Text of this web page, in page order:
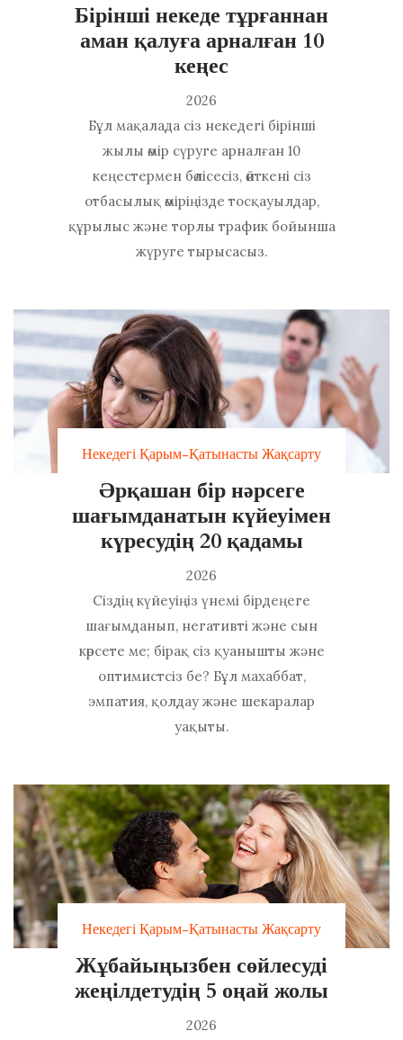
Бірінші некеде тұрғаннан
аман қалуға арналған 10
кеңес
2026
Бұл мақалада сіз некедегі бірінші
жылы өмір сүруге арналған 10
кеңестермен бөлісесіз, өйткені сіз
отбасылық өміріңізде тосқауылдар,
құрылыс және торлы трафик бойынша
жүруге тырысасыз.
Некедегі Қарым-Қатынасты Жақсарту
Әрқашан бір нәрсеге
шағымданатын күйеуімен
күресудің 20 қадамы
2026
Сіздің күйеуіңіз үнемі бірдеңеге
шағымданып, негативті және сын
көрсете ме; бірақ сіз қуанышты және
оптимистсіз бе? Бұл махаббат,
эмпатия, қолдау және шекаралар
уақыты.
Некедегі Қарым-Қатынасты Жақсарту
Жұбайыңызбен сөйлесуді
жеңілдетудің 5 оңай жолы
2026